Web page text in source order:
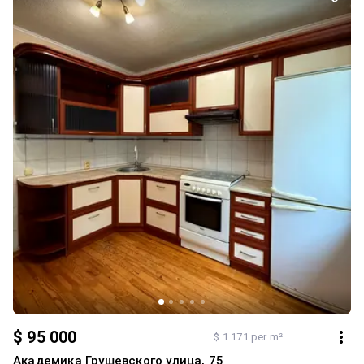
$ 95 000 $ 1 171 per m²
Академика Грушевского улица, 75